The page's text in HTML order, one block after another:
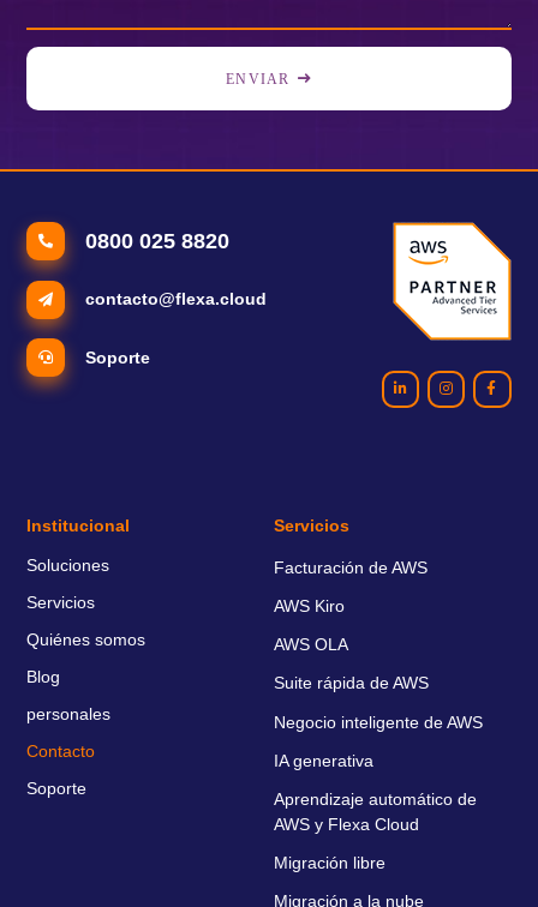
ENVIAR
0800 025 8820
contacto@flexa.cloud
Soporte
Institucional
Soluciones
Servicios
Quiénes somos
Blog
personales
Contacto
Soporte
Servicios
Facturación de AWS
AWS Kiro
AWS OLA
Suite rápida de AWS
Negocio inteligente de AWS
IA generativa
Aprendizaje automático de
AWS y Flexa Cloud
Migración libre
Migración a la nube